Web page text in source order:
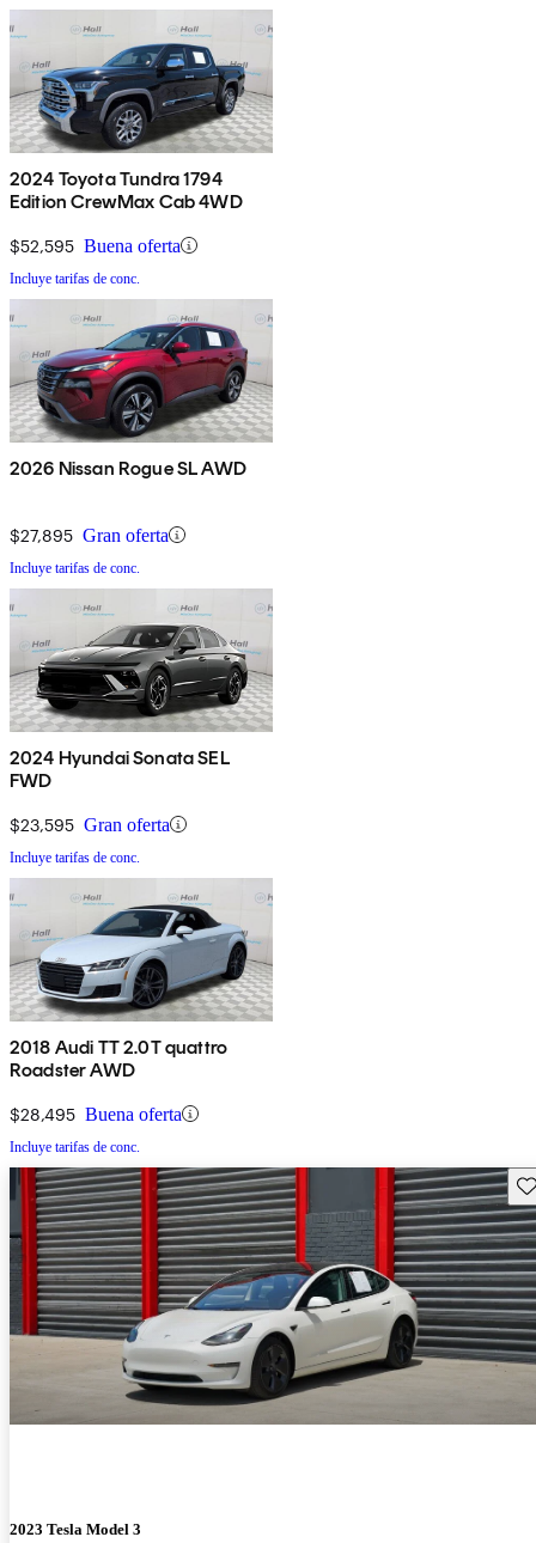
2024 Toyota Tundra 1794
Edition CrewMax Cab 4WD
$52,595 Buena oferta
Incluye tarifas de conc.
2026 Nissan Rogue SL AWD
$27,895 Gran oferta
Incluye tarifas de conc.
2024 Hyundai Sonata SEL
FWD
$23,595 Gran oferta
Incluye tarifas de conc.
2018 Audi TT 2.0T quattro
Roadster AWD
$28,495 Buena oferta
Incluye tarifas de conc.
2023 Tesla Model 3